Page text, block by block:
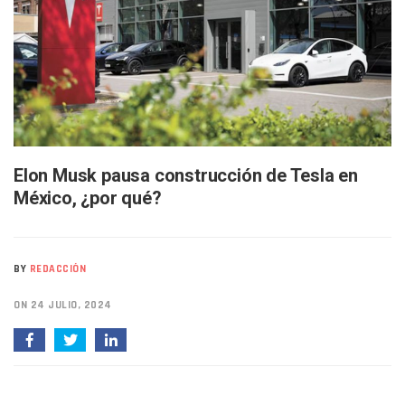
Puerto Vallarta Participa En Los PriceAgencies Awards
Ofrecerán Asesoría Jurídica Gratuita En Puerto Vallarta
Juan Solís E Iris Torres Buscan Integrar La Planilla Del PAN
Realizan Operativo Preventivo En Seis Colonias Del
Arquitecto Luis Munguía Reconoce La Labor Del Personal
Semana Lluviosa Para Puerto Vallarta Con Tormentas Y
Voces Del Orgullo Distingue A Referentes De La
Partido Verde Conforma Su 12.º “Ejército Del Verde” En
Nuevo Transporte Eléctrico En Puerto Vallarta: Rutas,
En Vallarta, Todos Los Camiones Deben De Tener Aire
Elon Musk pausa construcción de Tesla en
México, ¿por qué?
BY REDACCIÓN
ON 24 JULIO, 2024